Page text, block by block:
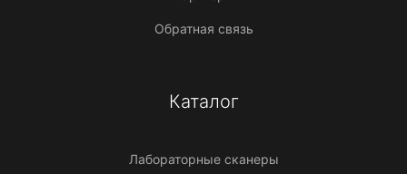
Обратная связь
Каталог
Лабораторные сканеры